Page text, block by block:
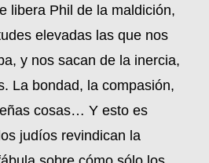
libera Phil de la maldición,
elevadas las que nos
y nos sacan de la inercia,
La bondad, la compasión,
cosas… Y esto es
judíos revindican la